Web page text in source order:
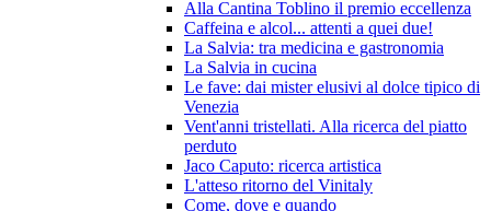
Alla Cantina Toblino il premio eccellenza
Caffeina e alcol... attenti a quei due!
La Salvia: tra medicina e gastronomia
La Salvia in cucina
Le fave: dai mister elusivi al dolce tipico di
Venezia
Vent'anni tristellati. Alla ricerca del piatto
perduto
Jaco Caputo: ricerca artistica
L'atteso ritorno del Vinitaly
Come, dove e quando